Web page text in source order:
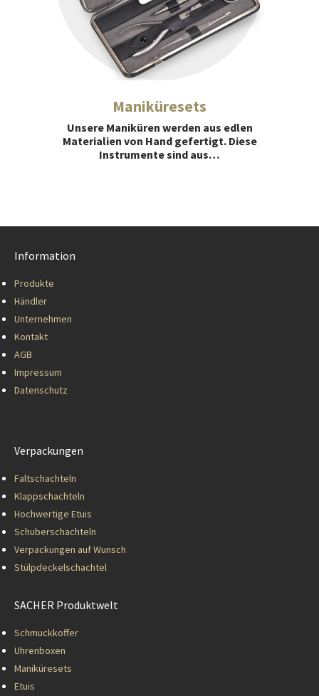
Maniküresets
Unsere Maniküren werden aus edlen
Materialien von Hand gefertigt. Diese
Instrumente sind aus…
Information
Produkte
Händler
Unternehmen
Kontakt
AGB
Impressum
Datenschutz
Verpackungen
Faltschachteln
Klappschachteln
Hochwertige Etuis
Schuberschachteln
Verpackungen auf Wunsch
Stülpdeckelschachtel
SACHER Produktwelt
Schmuckkoffer
Uhrenboxen
Maniküresets
Etuis